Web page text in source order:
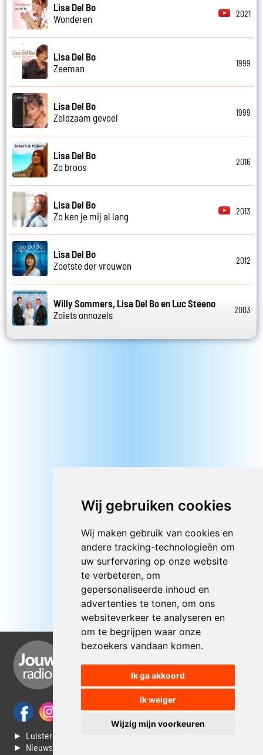
Wij gebruiken cookies
Wij maken gebruik van cookies en
andere tracking-technologieën om
uw surfervaring op onze website
te verbeteren, om
gepersonaliseerde inhoud en
advertenties te tonen, om ons
websiteverkeer te analyseren en
om te begrijpen waar onze
bezoekers vandaan komen.
Ik ga akkoord
Ik weiger
Wijzig mijn voorkeuren
Lisa Del Bo
Wonderen
2021
Lisa Del Bo
Zeeman
1999
Lisa Del Bo
Zeldzaam gevoel
1999
Lisa Del Bo
Zo broos
2016
Lisa Del Bo
Zo ken je mij al lang
2013
Lisa Del Bo
Zoetste der vrouwen
2012
Willy Sommers, Lisa Del Bo en Luc Steeno
Zoiets onnozels
2003
► Luisteren naar Jouwradio
► Nieuws